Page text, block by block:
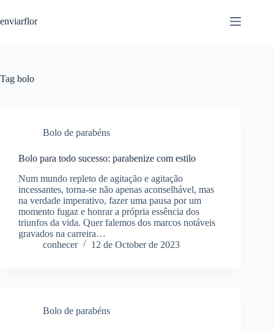
k
c
enviarflor
Tag bolo
Bolo de parabéns
Bolo para todo sucesso: parabenize com estilo
Num mundo repleto de agitação e agitação
incessantes, torna-se não apenas aconselhável, mas
na verdade imperativo, fazer uma pausa por um
momento fugaz e honrar a própria essência dos
triunfos da vida. Quer falemos dos marcos notáveis
gravados na carreira…
conhecer
12 de October de 2023
Bolo de parabéns